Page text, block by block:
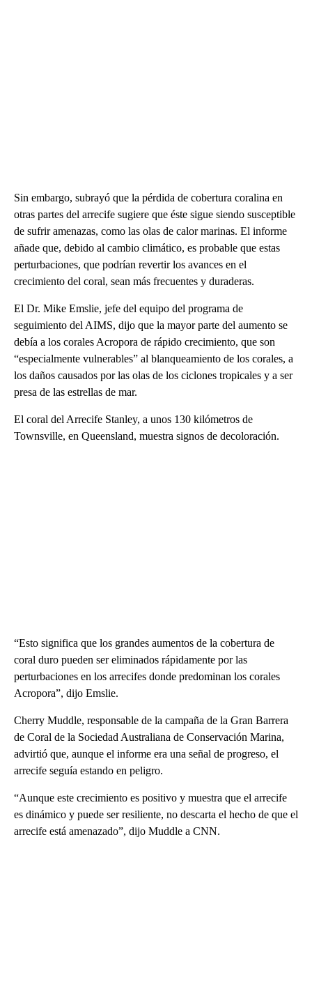
Sin embargo, subrayó que la pérdida de cobertura coralina en
otras partes del arrecife sugiere que éste sigue siendo susceptible
de sufrir amenazas, como las olas de calor marinas. El informe
añade que, debido al cambio climático, es probable que estas
perturbaciones, que podrían revertir los avances en el
crecimiento del coral, sean más frecuentes y duraderas.
El Dr. Mike Emslie, jefe del equipo del programa de
seguimiento del AIMS, dijo que la mayor parte del aumento se
debía a los corales Acropora de rápido crecimiento, que son
“especialmente vulnerables” al blanqueamiento de los corales, a
los daños causados por las olas de los ciclones tropicales y a ser
presa de las estrellas de mar.
El coral del Arrecife Stanley, a unos 130 kilómetros de
Townsville, en Queensland, muestra signos de decoloración.
“Esto significa que los grandes aumentos de la cobertura de
coral duro pueden ser eliminados rápidamente por las
perturbaciones en los arrecifes donde predominan los corales
Acropora”, dijo Emslie.
Cherry Muddle, responsable de la campaña de la Gran Barrera
de Coral de la Sociedad Australiana de Conservación Marina,
advirtió que, aunque el informe era una señal de progreso, el
arrecife seguía estando en peligro.
“Aunque este crecimiento es positivo y muestra que el arrecife
es dinámico y puede ser resiliente, no descarta el hecho de que el
arrecife está amenazado”, dijo Muddle a CNN.